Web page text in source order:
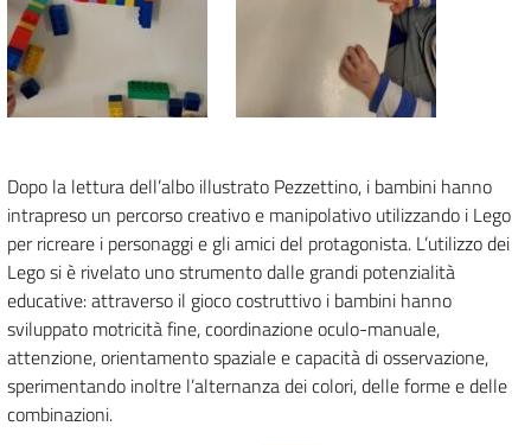
Dopo la lettura dell’albo illustrato Pezzettino, i bambini hanno
intrapreso un percorso creativo e manipolativo utilizzando i Lego
per ricreare i personaggi e gli amici del protagonista. L’utilizzo dei
Lego si è rivelato uno strumento dalle grandi potenzialità
educative: attraverso il gioco costruttivo i bambini hanno
sviluppato motricità fine, coordinazione oculo-manuale,
attenzione, orientamento spaziale e capacità di osservazione,
sperimentando inoltre l’alternanza dei colori, delle forme e delle
combinazioni.